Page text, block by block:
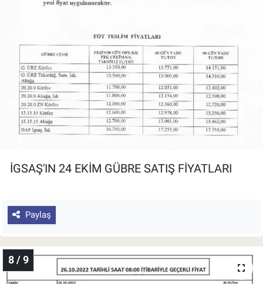
İGSAŞ'IN 24 EKİM GÜBRE SATIŞ FİYATLARI
Paylaş
8 / 9